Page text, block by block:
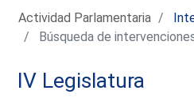
Actividad Parlamentaria
Búsqueda de
IV Legislatura